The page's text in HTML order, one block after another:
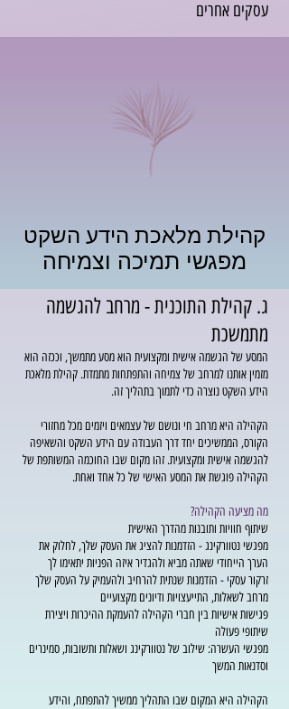
עסקים אחרים
קהילת מלאכת הידע השקט
מפגשי תמיכה וצמיחה
ג. קהילת התוכנית - מרחב להגשמה
מתמשכת
המסע של הגשמה אישית ומקצועית הוא מסע מתמשך, וככזה הוא
מזמין אותנו למרחב של צמיחה והתפתחות מתמדת. קהילת מלאכת
הידע השקט נוצרה כדי לתמוך בתהליך זה.
הקהילה היא מרחב חי ונושם של עצמאים ויזמים מכל מחזורי
הקורס, הממשיכים יחד דרך העבודה עם הידע השקט והשאיפה
להגשמה אישית ומקצועית. זהו מקום שבו החוכמה המשותפת של
הקהילה פוגשת את המסע האישי של כל אחד ואחת.
מה מציעה הקהילה?
שיתוף חוויות ותובנות מהדרך האישית
מפגשי נטוורקינג - הזדמנות להציג את העסק שלך, לחלוק את
הערך הייחודי שאתה מביא ולהגדיר איזה הפניות יתאימו לך
זרקור עסקי - הזדמנות שנתית להרחיב ולהעמיק על העסק שלך
מרחב לשאלות, התייעצויות ודיונים מקצועיים
פגישות אישיות בין חברי הקהילה להעמקת ההיכרות ויצירת
שיתופי פעולה
מפגשי העשרה: שילוב של נטוורקינג ושאלות ותשובות, סמינרים
וסדנאות המשך
הקהילה היא המקום שבו התהליך ממשיך להתפתח, והידע